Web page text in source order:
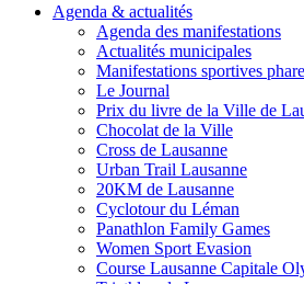
Agenda & actualités
Agenda des manifestations
Actualités municipales
Manifestations sportives
Le Journal
Prix du livre de la Ville de
Chocolat de la Ville
Cross de Lausanne
Urban Trail Lausanne
20KM de Lausanne
Cyclotour du Léman
Panathlon Family Games
Women Sport Evasion
Course Lausanne Capitale